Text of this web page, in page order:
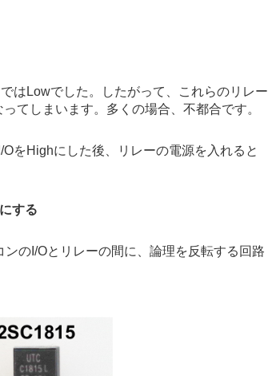
はLowでした。したがって、これらのリレー
てしまいます。多くの場合、不都合です。
をHighにした後、リレーの電源を入れると
する
のI/Oとリレーの間に、論理を反転する回路